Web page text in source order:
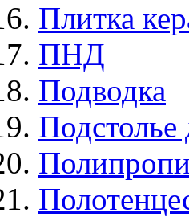
Плитка
ПНД
Подводка